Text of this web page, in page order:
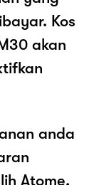
Kos
akan
anda
Atome.